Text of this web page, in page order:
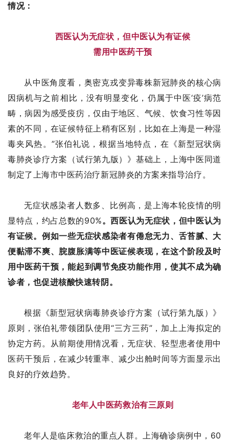
情况：
西医认为无症状，但中医认为有证候
需用中医药干预
从中医角度看，奥密克戎变异毒株新冠肺炎的核心病
因病机与之前相比，没有明显变化，仍属于中医‘疫’病范
畴，病因为感受疫疠，仅由于地区、气候、饮食习性等因
素的不同，在证候特征上稍有区别，比如在上海是一种湿
毒夹风热。”张伯礼说，根据当地特点，在《新型冠状病
毒肺炎诊疗方案（试行第九版）》基础上，上海中医同道
制定了上海市中医药治疗新冠肺炎的方案来指导治疗。
无症状感染者人数多、比例高，是上海本轮疫情的明
显特点，约占总数的90%。西医认为无症状，但中医认为
有证候。例如一些无症状感染者有倦怠无力、舌苔腻、大
便黏滞不爽、脘腹胀满等中医证候表现，在这个阶段及时
用中医药干预，能起到调节免疫功能作用，使其不成为确
诊者，也促进核酸快速转阴。
根据《新型冠状病毒肺炎诊疗方案（试行第九版）》
原则，张伯礼带领团队使用“三方三药”，加上上海拟定的
协定方药。从前期使用情况看，无症状、轻型患者使用中
医药干预后，在减少转重率、减少出舱时间等方面显示出
良好的疗效趋势。
老年人中医药救治有三原则
老年人是临床救治的重点人群。上海确诊病例中，60